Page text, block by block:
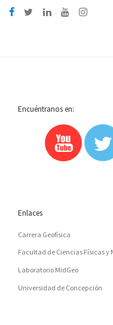
Encuéntranos en:
Enlaces
Carrera Geofísica
Facultad de Ciencias Físicas
Laboratorio MidGeo
Universidad de Concepción